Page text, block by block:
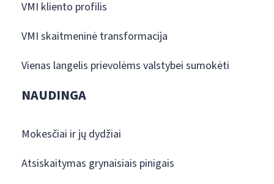
VMI kliento profilis
VMI skaitmeninė transformacija
Vienas langelis prievolėms valstybei sumokėti
NAUDINGA
Mokesčiai ir jų dydžiai
Atsiskaitymas grynaisiais pinigais